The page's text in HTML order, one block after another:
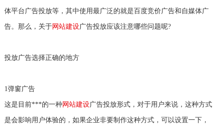
体平台广告投放等，其中使用最广泛的就是百度竞价广告和自媒体广
告。那么，关于网站建设广告投放应该注意哪些问题呢?
投放广告选择正确的地方
1弹窗广告
这是目前***的一种网站建设广告投放形式，对于用户来说，这种方式
是会影响用户体验的，如果企业非要制作这种方式，可以设置一下，